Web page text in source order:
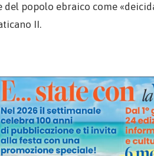
del popolo ebraico come
II.